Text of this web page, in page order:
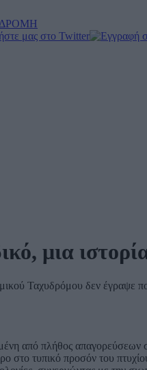
μια
Ταχυδρόμου δεν έγραψε